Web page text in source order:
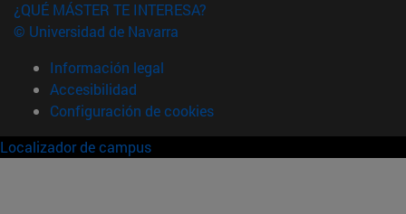
¿QUÉ MÁSTER TE INTERESA?
© Universidad de Navarra
Información legal
Accesibilidad
Configuración de cookies
Localizador de campus